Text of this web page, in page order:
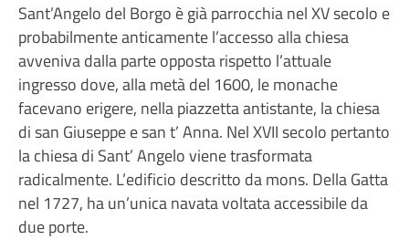
Sant’Angelo del Borgo è già parrocchia nel XV secolo e
probabilmente anticamente l’accesso alla chiesa
avveniva dalla parte opposta rispetto l’attuale
ingresso dove, alla metà del 1600, le monache
facevano erigere, nella piazzetta antistante, la chiesa
di san Giuseppe e san t’ Anna. Nel XVII secolo pertanto
la chiesa di Sant’ Angelo viene trasformata
radicalmente. L’edificio descritto da mons. Della Gatta
nel 1727, ha un’unica navata voltata accessibile da
due porte.